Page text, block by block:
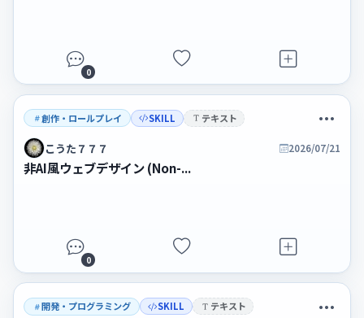
0
創作・ロールプレイ SKILL テキスト
2026/07/21
こうた７７７
非AI風ウェブデザイン (Non-...
0
開発・プログラミング SKILL テキスト